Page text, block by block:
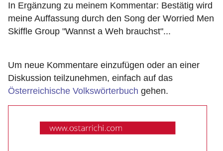
In Ergänzung zu meinem Kommentar: Bestätig wird
meine Auffassung durch den Song der Worried Men
Skiffle Group "Wannst a Weh brauchst"...
Um neue Kommentare einzufügen oder an einer
Diskussion teilzunehmen, einfach auf das
Österreichische Volkswörterbuch gehen.